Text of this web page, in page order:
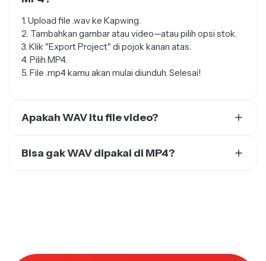
2. Tambahkan gambar atau video—atau pilih opsi stok.
3. Klik "Export Project" di pojok kanan atas.
4. Pilih MP4.
5. File .mp4 kamu akan mulai diunduh. Selesai!
sebagai audio nanti, tapi buat memutar WAV sebagai
●UNIK DENGAN PENUH PERTIMBANGAN